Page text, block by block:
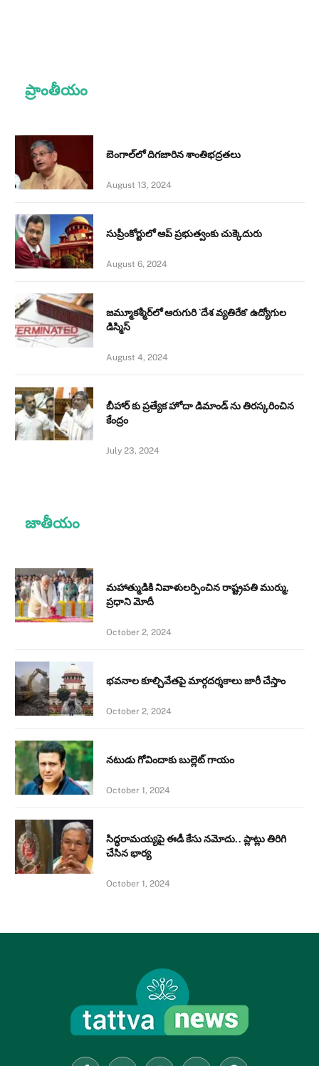
ప్రాంతీయం
బెంగాల్‌లో దిగజారిన శాంతిభద్రతలు
August 13, 2024
సుప్రీంకోర్టులో ఆప్ ప్రభుత్వంకు చుక్కెదురు
August 6, 2024
జమ్మూకశ్మీర్‌లో ఆరుగురి `దేశ వ్యతిరేక’ ఉద్యోగుల
డిస్మిస్‌
August 4, 2024
బీహార్ కు ప్రత్యేక హోదా డిమాండ్ ను తిరస్కరించిన
కేంద్రం
July 23, 2024
జాతీయం
మహాత్ముడికి నివాళులర్పించిన రాష్ట్రపతి ముర్ము,
ప్రధాని మోదీ
October 2, 2024
భవనాల కూల్చివేతపై మార్గదర్శకాలు జారీ చేస్తాం
October 2, 2024
నటుడు గోవిందాకు బుల్లెట్ గాయం
October 1, 2024
సిద్ధరామయ్యపై ఈడీ కేసు నమోదు.. ప్లాట్లు తిరిగి
చేసిన భార్య
October 1, 2024